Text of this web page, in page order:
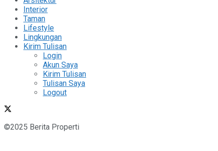
Interior
Taman
Lifestyle
Lingkungan
Kirim Tulisan
Login
Akun Saya
Kirim Tulisan
Tulisan Saya
Logout
©2025 Berita Properti